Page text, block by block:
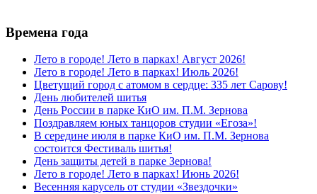
Времена года
Лето в городе! Лето в парках! Август 2026!
Лето в городе! Лето в парках! Июль 2026!
Цветущий город с атомом в сердце: 335 лет Сарову!
День любителей шитья
День России в парке КиО им. П.М. Зернова
Поздравляем юных танцоров студии «Егоза»!
В середине июля в парке КиО им. П.М. Зернова
состоится Фестиваль шитья!
День защиты детей в парке Зернова!
Лето в городе! Лето в парках! Июнь 2026!
Весенняя карусель от студии «Звездочки»